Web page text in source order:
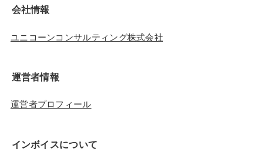
会社情報
ユニコーンコンサルティング株式会社
運営者情報
運営者プロフィール
インボイスについて